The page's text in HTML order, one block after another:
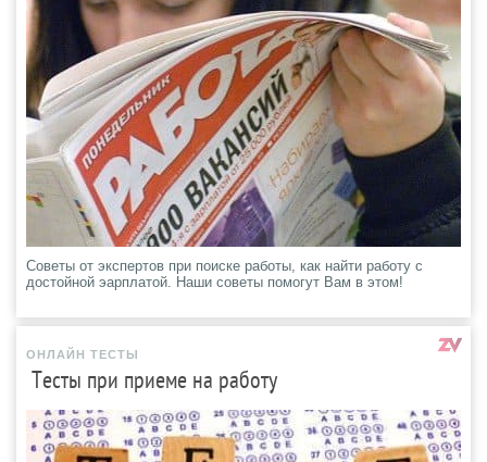
Советы от экспертов при поиске работы, как найти работу с
достойной эарплатой. Наши советы помогут Вам в этом!
ОНЛАЙН ТЕСТЫ
Тесты при приеме на работу